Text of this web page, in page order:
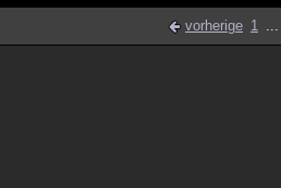
vorherige 1 ...